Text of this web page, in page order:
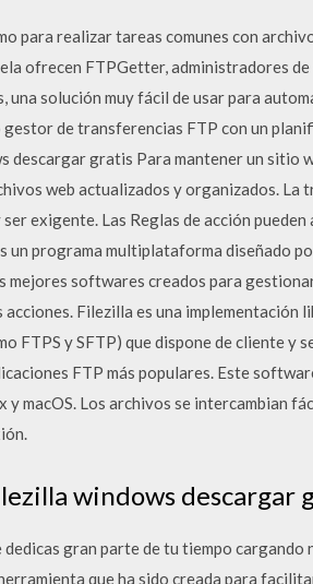
para realizar tareas comunes con
ofrecen FTPGetter, administradores de
una solución muy fácil de usar para
de transferencias FTP con un
gratis Para mantener un sitio
web actualizados y organizados. La
exigente. Las Reglas de acción
un programa multiplataforma diseñado
mejores softwares creados para
Filezilla es una implementación
FTPS y SFTP) que dispone de cliente y
FTP más populares. Este
macOS. Los archivos se intercambian
windows descargar
gran parte de tu tiempo cargando
que ha sido creada para